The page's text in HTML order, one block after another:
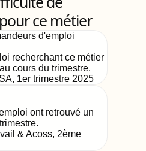
ce métier
d'emploi
recherchant ce métier
cours du trimestre.
, 1er trimestre 2025
ont retrouvé un
& Acoss, 2ème